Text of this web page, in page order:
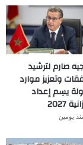
صارم لترشيد
وتعزيز موارد
يسِم إعداد
2027
يومين